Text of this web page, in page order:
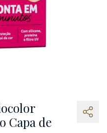
Capa de